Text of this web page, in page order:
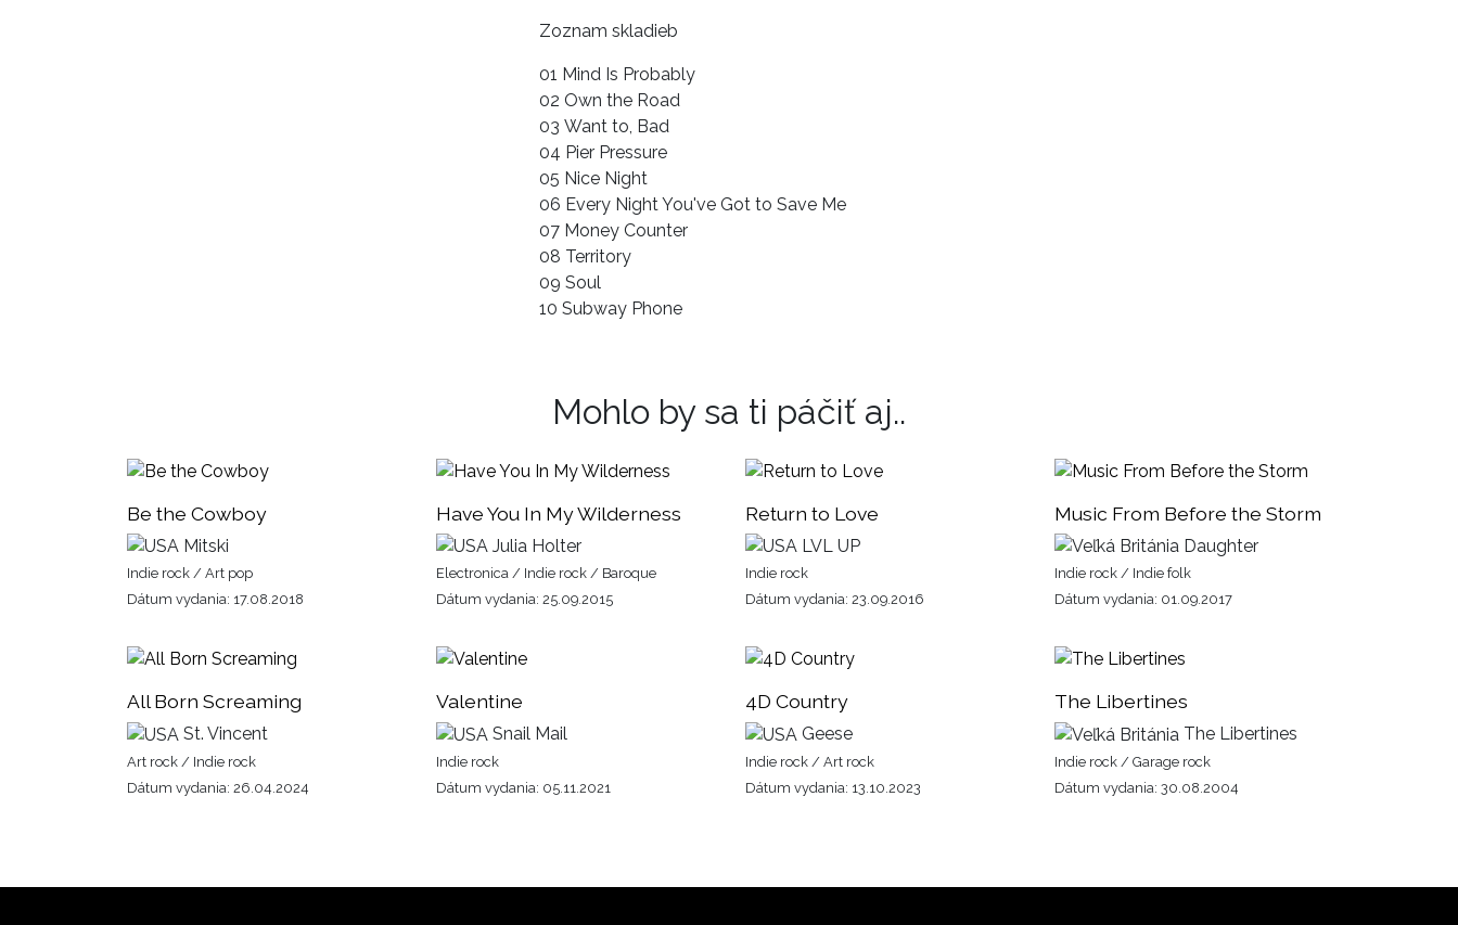
Zoznam skladieb
01 Mind Is Probably
02 Own the Road
03 Want to, Bad
04 Pier Pressure
05 Nice Night
06 Every Night You've Got to Save Me
07 Money Counter
08 Territory
09 Soul
10 Subway Phone
Mohlo by sa ti páčiť aj..
Be the Cowboy
Mitski
Indie rock / Art pop
Dátum vydania: 17.08.2018
Have You In My Wilderness
Julia Holter
Electronica / Indie rock / Baroque
Dátum vydania: 25.09.2015
Return to Love
LVL UP
Indie rock
Dátum vydania: 23.09.2016
Music From Before the Storm
Daughter
Indie rock / Indie folk
Dátum vydania: 01.09.2017
All Born Screaming
St. Vincent
Art rock / Indie rock
Dátum vydania: 26.04.2024
Valentine
Snail Mail
Indie rock
Dátum vydania: 05.11.2021
4D Country
Geese
Indie rock / Art rock
Dátum vydania: 13.10.2023
The Libertines
The Libertines
Indie rock / Garage rock
Dátum vydania: 30.08.2004